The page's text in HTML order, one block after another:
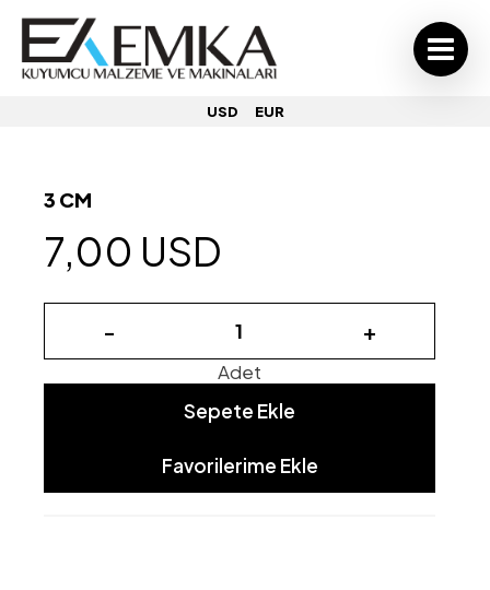
USD EUR
3 CM
7,00 USD
- +
Adet
Sepete Ekle
Favorilerime Ekle